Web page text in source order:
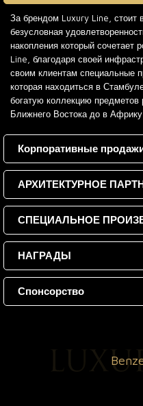
За брендом Luxury Line, стоит
безусловная
накопления который
Line, благодаря своей
своим клиентам специальные
которая находиться в
богатую коллекцию
Ближнего Востока до в
Корпоративные
АРХИТЕКТУРНОЕ
СПЕЦИАЛЬНОЕ
НАГРАДЫ
Спонсорство